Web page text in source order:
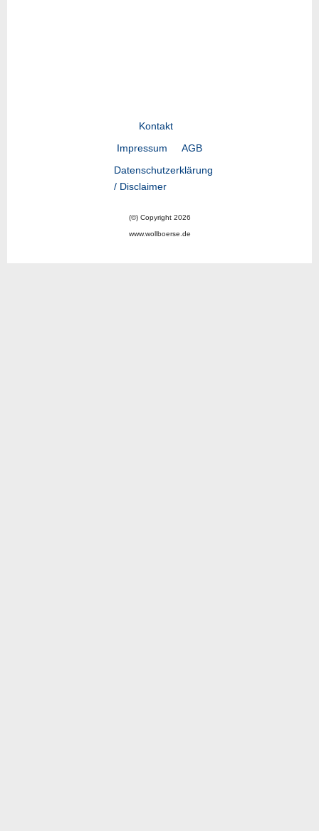
Kontakt
Impressum
AGB
Datenschutzerklärung
/ Disclaimer
(©) Copyright 2026
www.wollboerse.de